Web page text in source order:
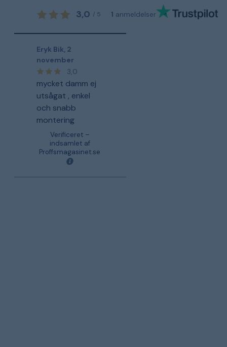
3,0 / 5 1 anmeldelser
Eryk Bik, 2
november
3,0
mycket damm ej
utsågat , enkel
och snabb
montering
Verificeret –
indsamlet af
Proffsmagasinet.se